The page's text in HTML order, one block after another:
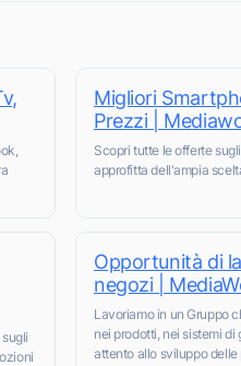
Migliori
Prezzi |
Scopri tutte le offerte
approfitta dell'ampia
Opportunità di
negozi |
Lavoriamo in un Gruppo
nei prodotti, nei sistemi
attento allo sviluppo delle